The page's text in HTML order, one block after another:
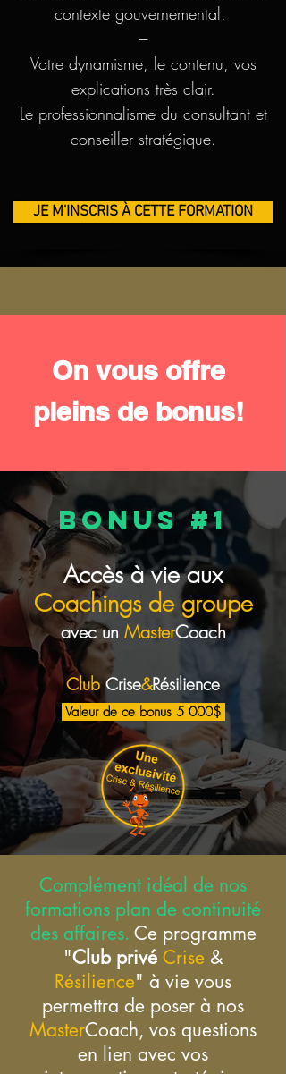
contexte gouvernemental.
---
Votre dynamisme, le contenu, vos
explications très clair.
Le professionnalisme du consultant et
conseiller stratégique.
JE M'INSCRIS À CETTE FORMATION
On vous offre
pleins de bonus!
BONUS #1
Accès à vie aux
Coachings de groupe
avec un MasterCoach
ClubCrise&Résilience
Valeur de ce bonus 5 000$
Complément idéal de nos
formations plan de continuité
des affaires. Ce programme
"Club privé Crise &
Résilience" à vie vous
permettra de poser à nos
MasterCoach, vos questions
en lien avec vos